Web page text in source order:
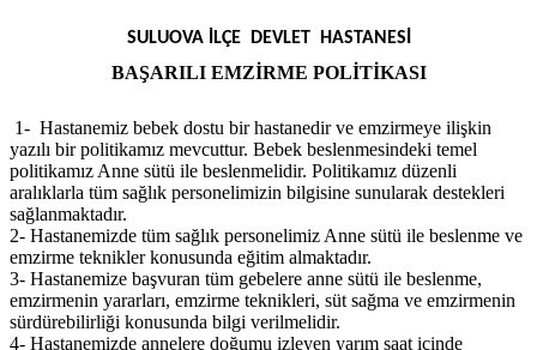
SULUOVA İLÇE DEVLET HASTANESİ
BAŞARILI EMZİRME POLİTİKASI
1- Hastanemiz bebek dostu bir hastanedir ve emzirmeye ilişkin
yazılı bir politikamız mevcuttur. Bebek beslenmesindeki temel
politikamız Anne sütü ile beslenmelidir. Politikamız düzenli
aralıklarla tüm sağlık personelimizin bilgisine sunularak destekleri
sağlanmaktadır.
2- Hastanemizde tüm sağlık personelimiz Anne sütü ile beslenme ve
emzirme teknikler konusunda eğitim almaktadır.
3- Hastanemize başvuran tüm gebelere anne sütü ile beslenme,
emzirmenin yararları, emzirme teknikleri, süt sağma ve emzirmenin
sürdürebilirliği konusunda bilgi verilmelidir.
4- Hastanemizde annelere doğumu izleyen yarım saat içinde